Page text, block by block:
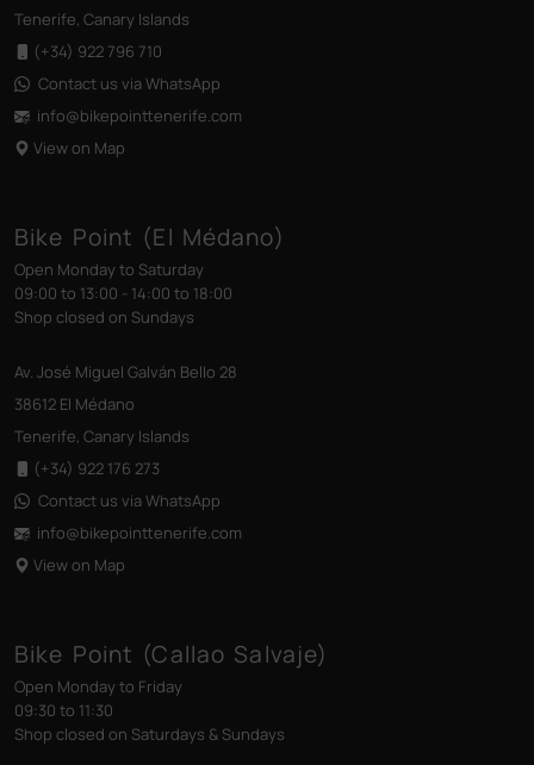
Tenerife, Canary Islands
(+34) 922 796 710
Contact us via WhatsApp
info@bikepointtenerife.com
View on Map
Bike Point (El Médano)
Open Monday to Saturday
09:00 to 13:00 - 14:00 to 18:00
Shop closed on Sundays
Av. José Miguel Galván Bello 28
38612 El Médano
Tenerife, Canary Islands
(+34) 922 176 273
Contact us via WhatsApp
info@bikepointtenerife.com
View on Map
Bike Point (Callao Salvaje)
Open Monday to Friday
09:30 to 11:30
Shop closed on Saturdays & Sundays